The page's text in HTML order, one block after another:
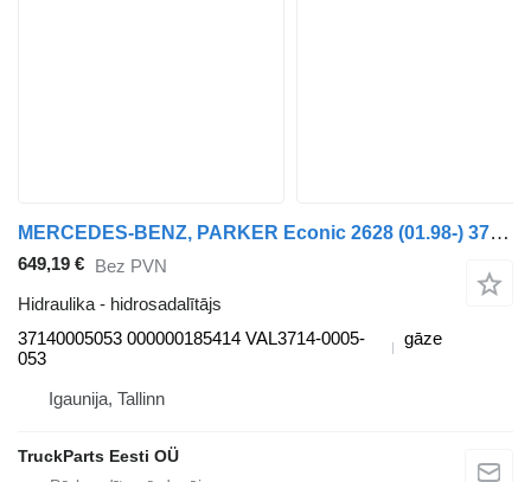
MERCEDES-BENZ, PARKER Econic 2628 (01.98-) 37140005053 hidrosadalītājs paredzēts Mercedes-Benz Econic (1998-2014) vilcēja
649,19 € Bez PVN
Hidraulika - hidrosadalītājs
37140005053 000000185414 VAL3714-0005-
053
gāze
Igaunija, Tallinn
TruckParts Eesti OÜ